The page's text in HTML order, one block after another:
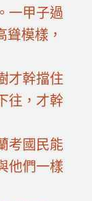
一甲子過
模樣，
幹擋住
往，才幹
考國民能
他們一樣